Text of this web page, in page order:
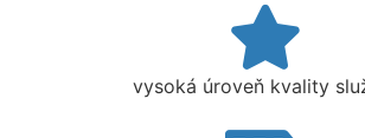
vysoká úroveň kvality